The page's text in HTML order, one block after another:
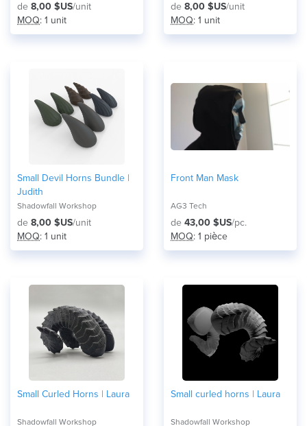
de 8,00 $US/unit
MOQ: 1 unit
de 8,00 $US/unit
MOQ: 1 unit
Small Devil Horns Bundle |
Judith
Shadowfall Workshop
de 8,00 $US/unit
MOQ: 1 unit
Front Man Mask
AG3 Tech
de 43,00 $US/pc.
MOQ: 1 pièce
Small Curled Horns | Laura
Shadowfall Workshop
Small curled horns | Laura
Shadowfall Workshop